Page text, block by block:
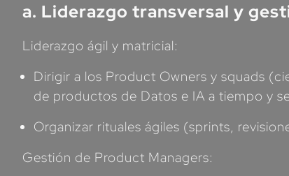
a. Liderazgo transversal y
Liderazgo ágil y matricial:
Dirigir a los Product Owners y squads
de productos de Datos e IA a tiempo y
Organizar rituales ágiles (sprints,
Gestión de Product Managers: